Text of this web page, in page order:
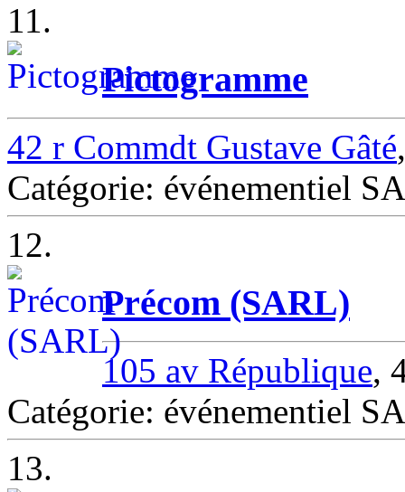
11.
Pictogramme
42 r Commdt Gustave Gâté
Catégorie: événementiel
12.
Précom (SARL)
105 av République,
Catégorie: événementiel
13.